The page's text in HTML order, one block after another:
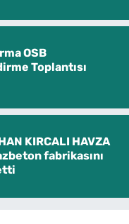
OSB
Toplantısı
KIRCALI HAVZA
fabrikasını